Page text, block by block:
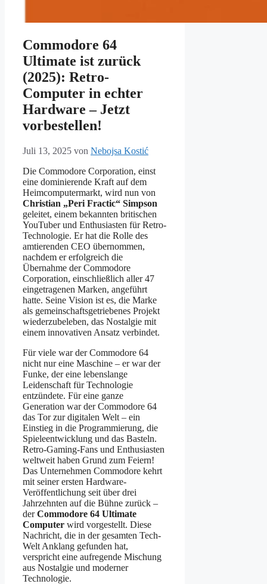
Commodore 64
Ultimate ist zurück
(2025): Retro-
Computer in echter
Hardware – Jetzt
vorbestellen!
Juli 13, 2025 von Nebojsa Kostić
Die Commodore Corporation, einst
eine dominierende Kraft auf dem
Heimcomputermarkt, wird nun von
Christian „Peri Fractic“ Simpson
geleitet, einem bekannten britischen
YouTuber und Enthusiasten für Retro-
Technologie. Er hat die Rolle des
amtierenden CEO übernommen,
nachdem er erfolgreich die
Übernahme der Commodore
Corporation, einschließlich aller 47
eingetragenen Marken, angeführt
hatte. Seine Vision ist es, die Marke
als gemeinschaftsgetriebenes Projekt
wiederzubeleben, das Nostalgie mit
einem innovativen Ansatz verbindet.
Für viele war der Commodore 64
nicht nur eine Maschine – er war der
Funke, der eine lebenslange
Leidenschaft für Technologie
entzündete. Für eine ganze
Generation war der Commodore 64
das Tor zur digitalen Welt – ein
Einstieg in die Programmierung, die
Spieleentwicklung und das Basteln.
Retro-Gaming-Fans und Enthusiasten
weltweit haben Grund zum Feiern!
Das Unternehmen Commodore kehrt
mit seiner ersten Hardware-
Veröffentlichung seit über drei
Jahrzehnten auf die Bühne zurück –
derCommodore 64 Ultimate
Computer wird vorgestellt. Diese
Nachricht, die in der gesamten Tech-
Welt Anklang gefunden hat,
verspricht eine aufregende Mischung
aus Nostalgie und moderner
Technologie.